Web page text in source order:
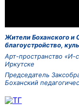
Жители Боханского и
благоустройство,
Арт-пространство «И-
Иркутске
Председатель
Боханский